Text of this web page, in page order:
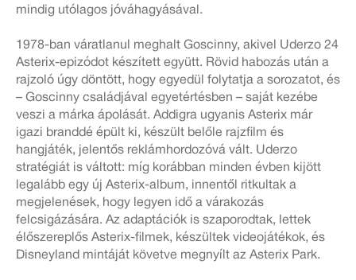
mindig utólagos jóváhagyásával.
1978-ban váratlanul meghalt Goscinny, akivel Uderzo 24
Asterix-epizódot készített együtt. Rövid habozás után a
rajzoló úgy döntött, hogy egyedül folytatja a sorozatot, és
– Goscinny családjával egyetértésben – saját kezébe
veszi a márka ápolását. Addigra ugyanis Asterix már
igazi branddé épült ki, készült belőle rajzfilm és
hangjáték, jelentős reklámhordozóvá vált. Uderzo
stratégiát is váltott: míg korábban minden évben kijött
legalább egy új Asterix-album, innentől ritkultak a
megjelenések, hogy legyen idő a várakozás
felcsigázására. Az adaptációk is szaporodtak, lettek
élőszereplős Asterix-filmek, készültek videojátékok, és
Disneyland mintáját követve megnyílt az Asterix Park.